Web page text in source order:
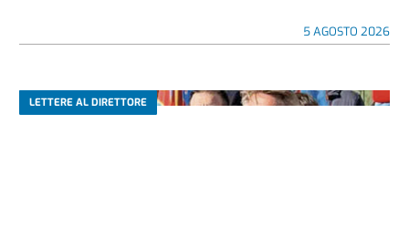
5 AGOSTO 2026
LETTERE AL DIRETTORE